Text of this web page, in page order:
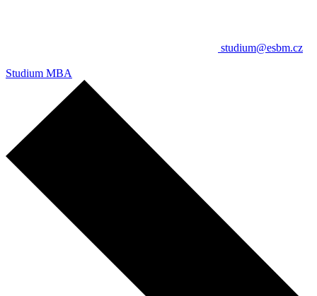
studium@esbm.cz
Studium MBA